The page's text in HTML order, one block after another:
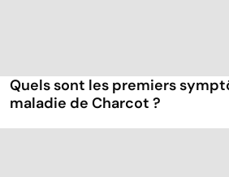
Quels sont les premiers
maladie de Charcot ?